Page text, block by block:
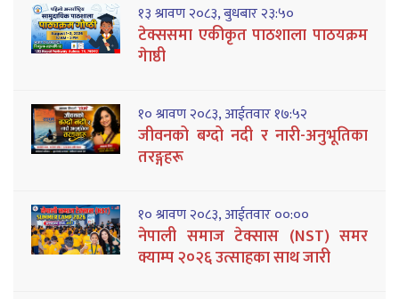
१३ श्रावण २०८३, बुधबार २३:५०
टेक्ससमा एकीकृत पाठशाला पाठयक्रम
गेाष्ठी
१० श्रावण २०८३, आईतवार १७:५२
जीवनको बग्दो नदी र नारी-अनुभूतिका
तरङ्गहरू
१० श्रावण २०८३, आईतवार ००:००
नेपाली समाज टेक्सास (NST) समर
क्याम्प २०२६ उत्साहका साथ जारी